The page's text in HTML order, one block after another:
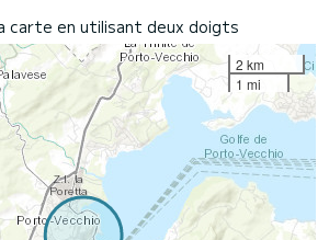
carte en utilisant deux doigts
2 km
1 mi